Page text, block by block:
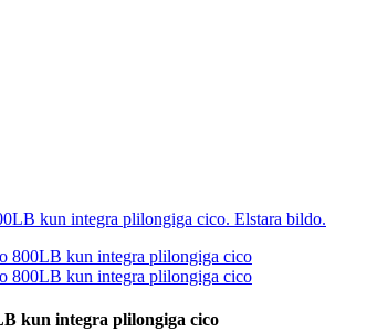
kun integra plilongiga cico